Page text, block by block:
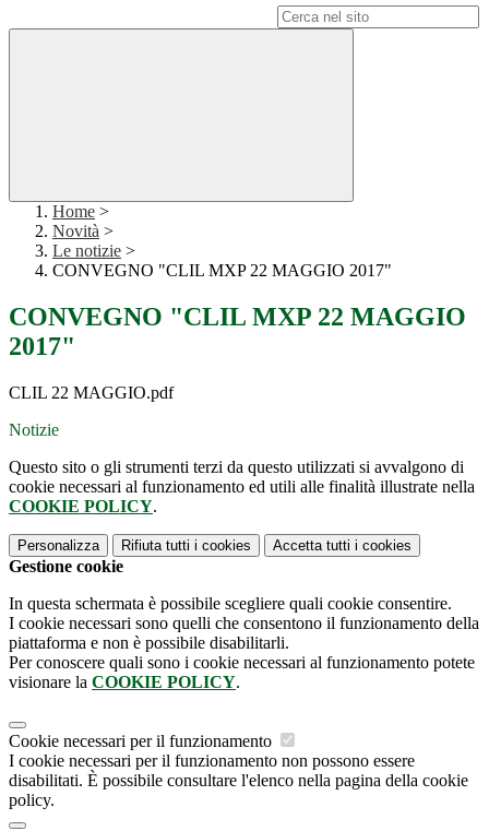
Home >
Novità >
Le notizie >
CONVEGNO "CLIL MXP 22 MAGGIO 2017"
CONVEGNO "CLIL MXP 22 MAGGIO
2017"
CLIL 22 MAGGIO.pdf
Notizie
Questo sito o gli strumenti terzi da questo utilizzati si avvalgono di
cookie necessari al funzionamento ed utili alle finalità illustrate nella
COOKIE POLICY.
Personalizza Rifiuta tutti i cookies Accetta tutti i cookies
Gestione cookie
In questa schermata è possibile scegliere quali cookie consentire.
I cookie necessari sono quelli che consentono il funzionamento della
piattaforma e non è possibile disabilitarli.
Per conoscere quali sono i cookie necessari al funzionamento potete
visionare la COOKIE POLICY.
Cookie necessari per il funzionamento
I cookie necessari per il funzionamento non possono essere
disabilitati. È possibile consultare l'elenco nella pagina della cookie
policy.